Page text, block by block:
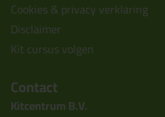
Cookies & privacy verklaring
Disclaimer
Kit cursus volgen
Contact
Kitcentrum B.V.